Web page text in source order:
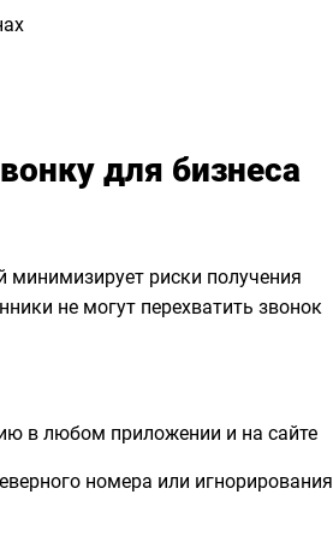
для бизнеса
минимизирует риски получения
не могут перехватить звонок
в любом приложении и на сайте
номера или игнорирования